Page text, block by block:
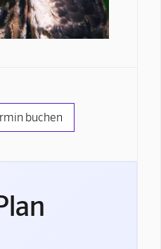
buchen